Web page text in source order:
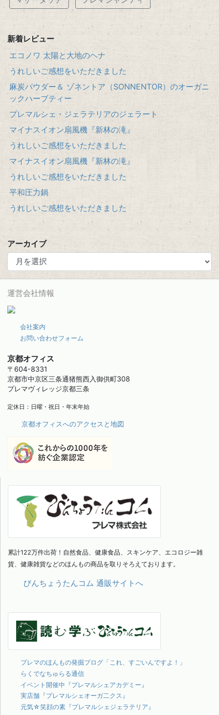
新着レビュー
エコノワ 太陽と大地のヘナ
うれしいご感想をいただきました
麻炭パウダー＆ ゾネントア（SONNENTOR）のオーガニ
ックハーブティー
プレマルシェ・ジェラテリアのジェラート
マイナスイオン扇風機『新林の滝』
うれしいご感想をいただきました
マイナスイオン扇風機『新林の滝』
うれしいご感想をいただきました
平和圧力鍋
うれしいご感想をいただきました
アーカイブ
運営会社情報
会社案内
お問い合わせフォーム
京都オフィス
〒604-8331
京都市中京区三条通猪熊西入御供町308
プレマヴィレッジ京都三条
定休日：日曜・祝日・年末年始
京都オフィスへのアクセスと地図
累計122万件出荷！自然食品、健康食品、スキンケア、エコロジー雑
貨、健康雑貨などのほんもの商品を取りそろえております。
びんちょうたんコム 通販サイトへ
プレマのほんもの発掘ブログ「これ、すごいんですよ！」
らくでなちゅらる通信
イベント開催中『プレマルシェアカデミー』
実店舗『プレマルシェオーガ二クス』
元気☆笑顔の素『プレマルシェジェラテリア』